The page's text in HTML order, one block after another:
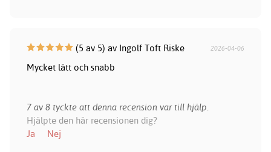
(5 av 5) av Ingolf Toft Riske 2026-04-06
Mycket lätt och snabb
7 av 8 tyckte att denna recension var till hjälp.
Hjälpte den här recensionen dig?
Ja
Nej